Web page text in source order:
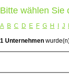
Bitte wählen Sie
A B C D E F G H I J
1 Unternehmen